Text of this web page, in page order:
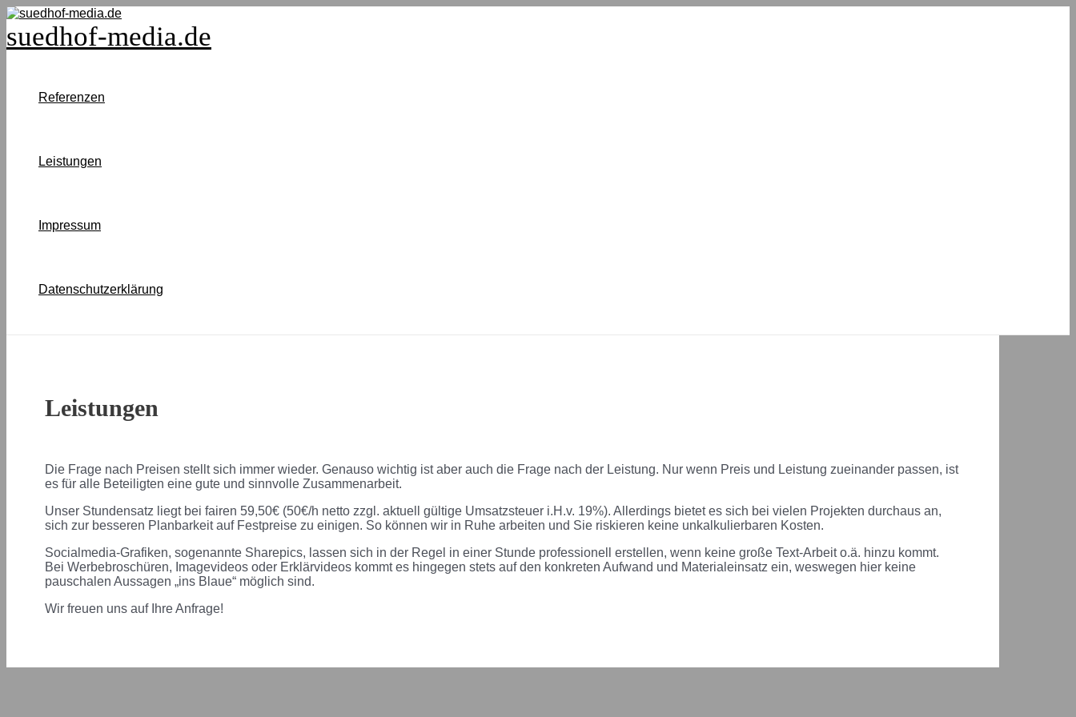
Zum
springen
suedhof-media.de
Referenzen
Leistungen
Impressum
Datenschutzerklärung
Leistungen
Die Frage nach Preisen stellt sich immer wieder. Genauso wichtig ist aber auch die Frage nach der Leistung. Nur wenn Preis und Leistung zueinander passen, ist
es für alle Beteiligten eine gute und sinnvolle Zusammenarbeit.
Unser Stundensatz liegt bei fairen 59,50€ (50€/h netto zzgl. aktuell gültige Umsatzsteuer i.H.v. 19%). Allerdings bietet es sich bei vielen Projekten durchaus an,
sich zur besseren Planbarkeit auf Festpreise zu einigen. So können wir in Ruhe arbeiten und Sie riskieren keine unkalkulierbaren Kosten.
Socialmedia-Grafiken, sogenannte Sharepics, lassen sich in der Regel in einer Stunde professionell erstellen, wenn keine große Text-Arbeit o.ä. hinzu kommt.
Bei Werbebroschüren, Imagevideos oder Erklärvideos kommt es hingegen stets auf den konkreten Aufwand und Materialeinsatz ein, weswegen hier keine
pauschalen Aussagen „ins Blaue“ möglich sind.
Wir freuen uns auf Ihre Anfrage!